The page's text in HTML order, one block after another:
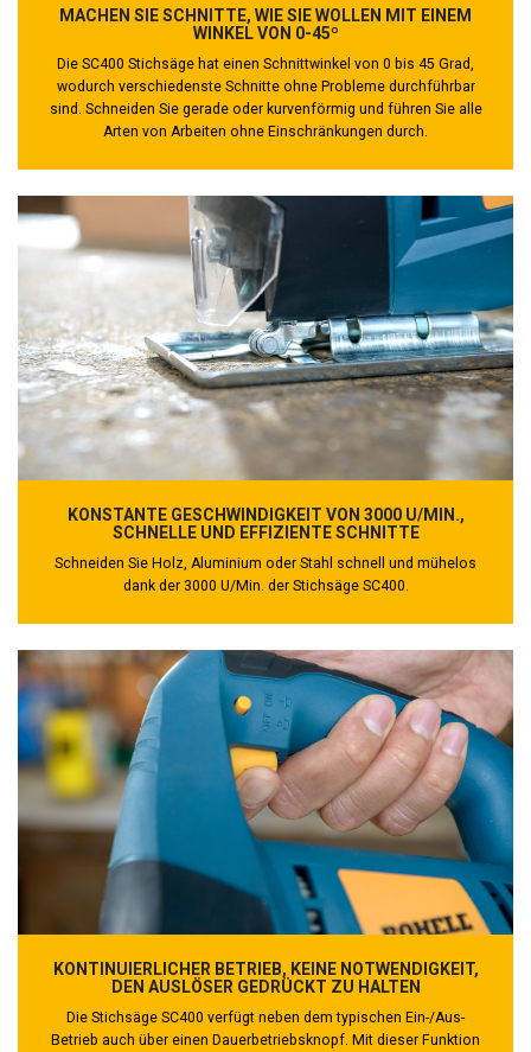
MACHEN SIE SCHNITTE, WIE SIE WOLLEN MIT EINEM
WINKEL VON 0-45º
Die SC400 Stichsäge hat einen Schnittwinkel von 0 bis 45 Grad,
wodurch verschiedenste Schnitte ohne Probleme durchführbar
sind. Schneiden Sie gerade oder kurvenförmig und führen Sie alle
Arten von Arbeiten ohne Einschränkungen durch.
KONSTANTE GESCHWINDIGKEIT VON 3000 U/MIN.,
SCHNELLE UND EFFIZIENTE SCHNITTE
Schneiden Sie Holz, Aluminium oder Stahl schnell und mühelos
dank der 3000 U/Min. der Stichsäge SC400.
KONTINUIERLICHER BETRIEB, KEINE NOTWENDIGKEIT,
DEN AUSLÖSER GEDRÜCKT ZU HALTEN
Die Stichsäge SC400 verfügt neben dem typischen Ein-/Aus-
Betrieb auch über einen Dauerbetriebsknopf. Mit dieser Funktion